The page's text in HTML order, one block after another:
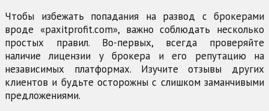
Чтобы избежать попадания на развод с брокерами
вроде «paxitprofit.com», важно соблюдать несколько
простых правил. Во-первых, всегда проверяйте
наличие лицензии у брокера и его репутацию на
независимых платформах. Изучите отзывы других
клиентов и будьте осторожны с слишком заманчивыми
предложениями.